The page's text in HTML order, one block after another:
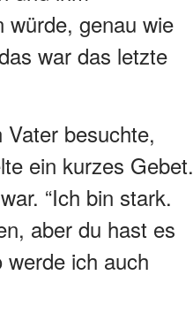
würde, genau wie
war das letzte
besuchte,
ein kurzes Gebet.
“Ich bin stark.
aber du hast es
ich auch